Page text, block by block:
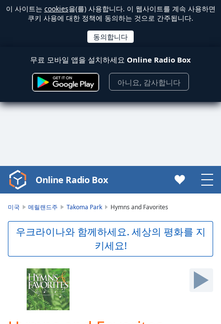
이 사이트는 cookies을(를) 사용합니다. 이 웹사이트를 계속 사용하면
쿠키 사용에 대한 정책에 동의하는 것으로 간주됩니다.
무료 모바일 앱을 설치하세요 Online Radio Box
아니요, 감사합니다
Video
Player
Play
Video
Skip
Current
Online Radio Box
미국 메릴랜드주 Takoma Park Hymns and Favorites
우크라이나와 함께하세요. 세상의 평화를 지
키세요!